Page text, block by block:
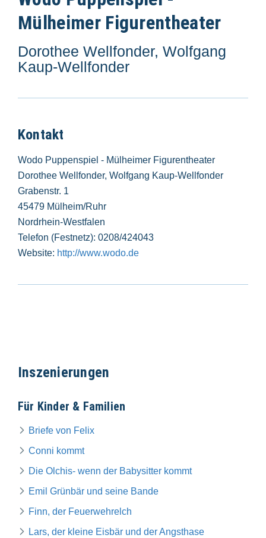
Mülheimer Figurentheater
Dorothee Wellfonder, Wolfgang
Kaup-Wellfonder
Kontakt
Wodo Puppenspiel - Mülheimer Figurentheater
Dorothee Wellfonder, Wolfgang Kaup-Wellfonder
Grabenstr. 1
45479 Mülheim/Ruhr
Nordrhein-Westfalen
Telefon (Festnetz): 0208/424043
Website: http://www.wodo.de
Inszenierungen
Für Kinder & Familien
Briefe von Felix
Conni kommt
Die Olchis- wenn der Babysitter kommt
Emil Grünbär und seine Bande
Finn, der Feuerwehrelch
Lars, der kleine Eisbär und der Angsthase